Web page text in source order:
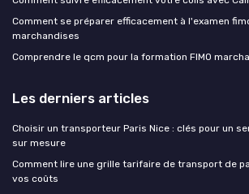
Comment se préparer efficacement à l'examen
marchandises
Comprendre le qcm pour la formation FIMO
Les derniers articles
Choisir un transporteur Paris Nice : clés pour un
sur mesure
Comment lire une grille tarifaire de transport de
vos coûts